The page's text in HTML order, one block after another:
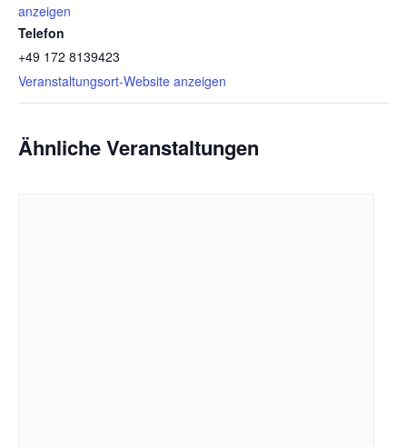
anzeigen
Telefon
+49 172 8139423
Veranstaltungsort-Website anzeigen
Ähnliche Veranstaltungen